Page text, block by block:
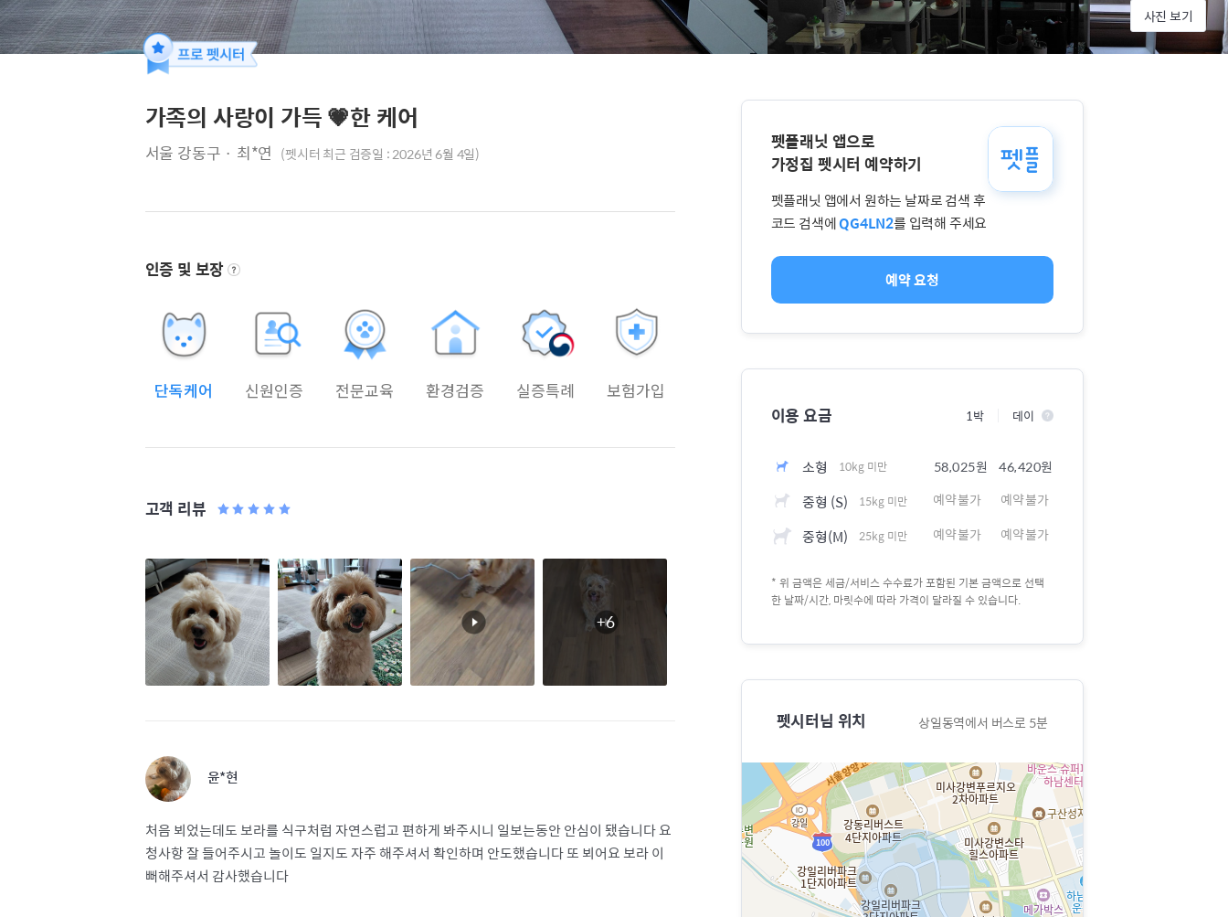
사진 보기
가족의 사랑이 가득 💗한 케어
서울 강동구 · 최*연 (펫시터 최근 검증일 : 2026년 6월 4일)
인증 및 보장
단독케어 신원인증 전문교육 환경검증 실증특례 보험가입
고객 리뷰
+6
윤*현
처음 뵈었는데도 보라를 식구처럼 자연스럽고 편하게 봐주시니 일보는동안 안심이 됐습니다 요
청사항 잘 들어주시고 놀이도 일지도 자주 해주셔서 확인하며 안도했습니다 또 뵈어요 보라 이
뻐해주셔서 감사했습니다
펫플래닛 앱으로
가정집 펫시터 예약하기
펫플래닛 앱에서 원하는 날짜로 검색 후
코드 검색에QG4LN2를 입력해 주세요
예약 요청
이용 요금 1박 데이
소형 10kg 미만 58,025원 46,420원
중형 (S) 15kg 미만 예약불가 예약불가
중형(M) 25kg 미만 예약불가 예약불가
* 위 금액은 세금/서비스 수수료가 포함된 기본 금액으로 선택
한 날짜/시간, 마릿수에 따라 가격이 달라질 수 있습니다.
펫시터님 위치 상일동역에서 버스로 5분